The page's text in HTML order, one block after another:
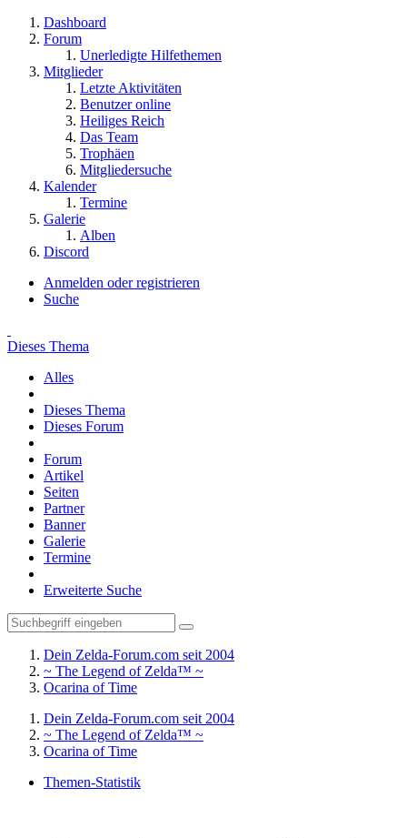
Dashboard
Forum
Unerledigte Hilfethemen
Mitglieder
Letzte Aktivitäten
Benutzer online
Heiliges Reich
Das Team
Trophäen
Mitgliedersuche
Kalender
Termine
Galerie
Alben
Discord
Anmelden oder registrieren
Suche
Dieses Thema
Alles
Dieses Thema
Dieses Forum
Forum
Artikel
Seiten
Partner
Banner
Galerie
Termine
Erweiterte Suche
Dein Zelda-Forum.com seit 2004
~ The Legend of Zelda™ ~
Ocarina of Time
Dein Zelda-Forum.com seit 2004
~ The Legend of Zelda™ ~
Ocarina of Time
Themen-Statistik